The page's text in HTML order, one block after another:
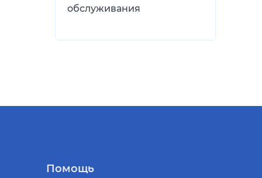
обслуживания
Помощь